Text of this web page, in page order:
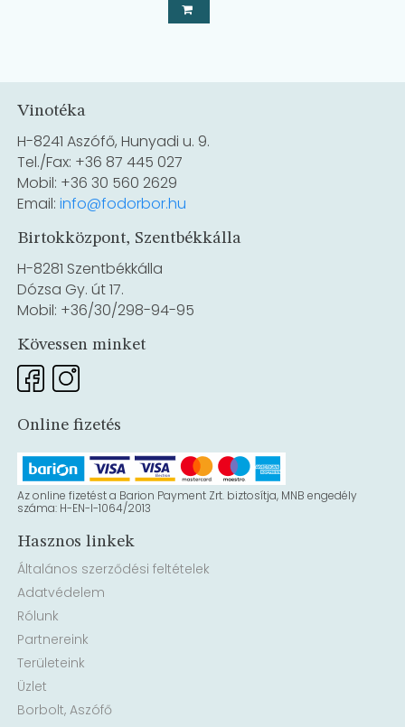
Vinotéka
H-8241 Aszófő, Hunyadi u. 9.
Tel./Fax: +36 87 445 027
Mobil: +36 30 560 2629
Email:info@fodorbor.hu
Birtokközpont, Szentbékkálla
H-8281 Szentbékkálla
Dózsa Gy. út 17.
Mobil: +36/30/298-94-95
Kövessen minket
Online fizetés
Az online fizetést a Barion Payment Zrt. biztosítja, MNB engedély
száma: H-EN-I-1064/2013
Hasznos linkek
Általános szerződési feltételek
Adatvédelem
Rólunk
Partnereink
Területeink
Üzlet
Borbolt, Aszófő